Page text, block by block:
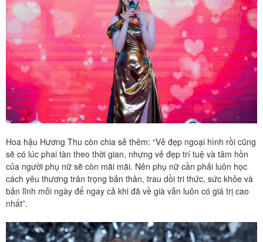
Hoa hậu Hương Thu còn chia sẻ thêm: “Vẻ đẹp ngoại hình rồi cũng
sẽ có lúc phai tàn theo thời gian, nhưng vẻ đẹp trí tuệ và tâm hồn
của người phụ nữ sẽ còn mãi mãi. Nên phụ nữ cần phải luôn học
cách yêu thương trân trọng bản thân, trau dồi tri thức, sức khỏe và
bản lĩnh mỗi ngày để ngay cả khi đã về già vẫn luôn có giá trị cao
nhất”.